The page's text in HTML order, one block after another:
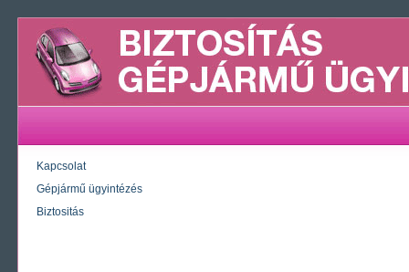
Kapcsolat
Gépjármű ügyintézés
Biztositás